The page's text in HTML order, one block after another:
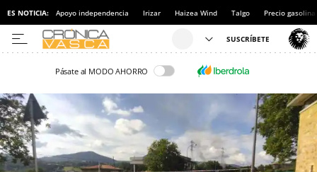
ES NOTICIA: Apoyo independencia Irizar Haizea Wind Talgo Precio gasolina
Pásate al MODO AHORRO